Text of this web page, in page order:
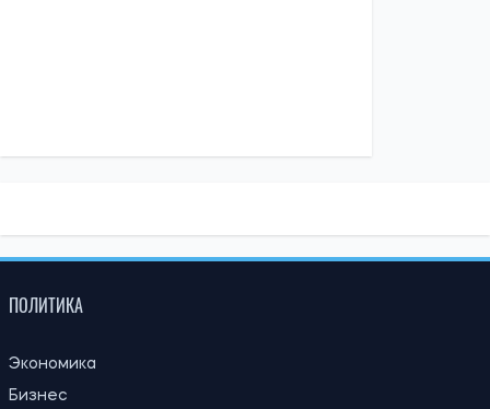
ПОЛИТИКА
Экономика
Бизнес